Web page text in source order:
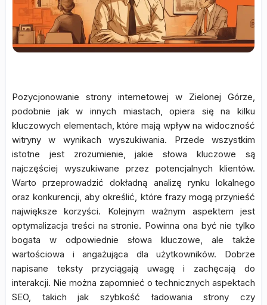
Pozycjonowanie strony internetowej w Zielonej Górze,
podobnie jak w innych miastach, opiera się na kilku
kluczowych elementach, które mają wpływ na widoczność
witryny w wynikach wyszukiwania. Przede wszystkim
istotne jest zrozumienie, jakie słowa kluczowe są
najczęściej wyszukiwane przez potencjalnych klientów.
Warto przeprowadzić dokładną analizę rynku lokalnego
oraz konkurencji, aby określić, które frazy mogą przynieść
największe korzyści. Kolejnym ważnym aspektem jest
optymalizacja treści na stronie. Powinna ona być nie tylko
bogata w odpowiednie słowa kluczowe, ale także
wartościowa i angażująca dla użytkowników. Dobrze
napisane teksty przyciągają uwagę i zachęcają do
interakcji. Nie można zapomnieć o technicznych aspektach
SEO, takich jak szybkość ładowania strony czy